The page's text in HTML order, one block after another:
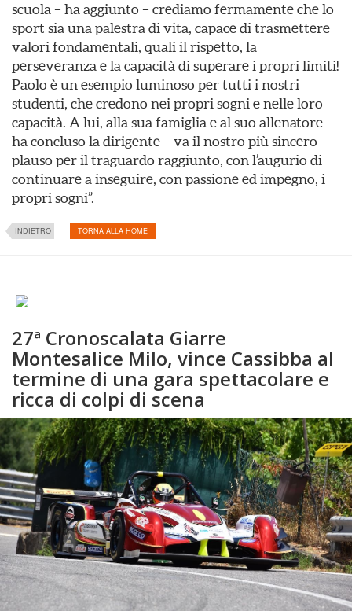
scuola – ha aggiunto – crediamo fermamente che lo
sport sia una palestra di vita, capace di trasmettere
valori fondamentali, quali il rispetto, la
perseveranza e la capacità di superare i propri limiti!
Paolo è un esempio luminoso per tutti i nostri
studenti, che credono nei propri sogni e nelle loro
capacità. A lui, alla sua famiglia e al suo allenatore –
ha concluso la dirigente – va il nostro più sincero
plauso per il traguardo raggiunto, con l’augurio di
continuare a inseguire, con passione ed impegno, i
propri sogni”.
INDIETRO TORNA ALLA HOME
27ª Cronoscalata Giarre
Montesalice Milo, vince Cassibba al
termine di una gara spettacolare e
ricca di colpi di scena